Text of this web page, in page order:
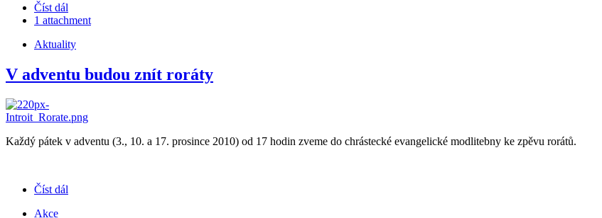
Číst dál
1 attachment
Aktuality
V adventu budou znít roráty
Každý pátek v adventu (3., 10. a 17. prosince 2010) od 17 hodin zveme do chrástecké evangelické modlitebny ke zpěvu rorátů.
Číst dál
Akce